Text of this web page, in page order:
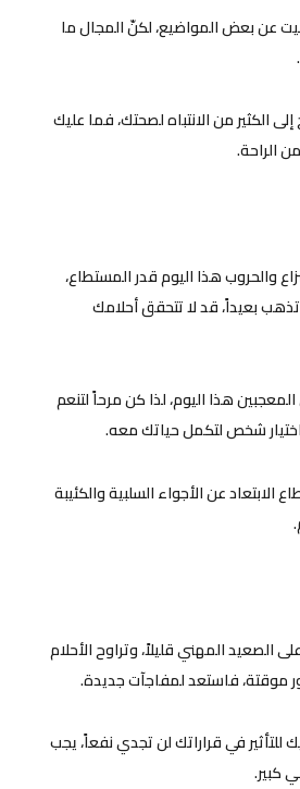
عن بعض المواضيع، لكنّ المجال ما
الكثير من الانتباه لصحتك، فما عليك
الراحة.
والحروب هذا اليوم قدر المستطاع،
بعيداً، قد لا تتحقق أحلامك
هذا اليوم، لذا كن مرحاً لتنعم
شخص لتكمل حياتك معه.
الابتعاد عن الأجواء السلبية والكئيبة
الصعيد المهني قليلاً، وتراوح الأحلام
موقتة، فاستعد لمفاجآت جديدة.
للتأثير في قراراتك لن تجدي نفعاً، يجب
كبير.